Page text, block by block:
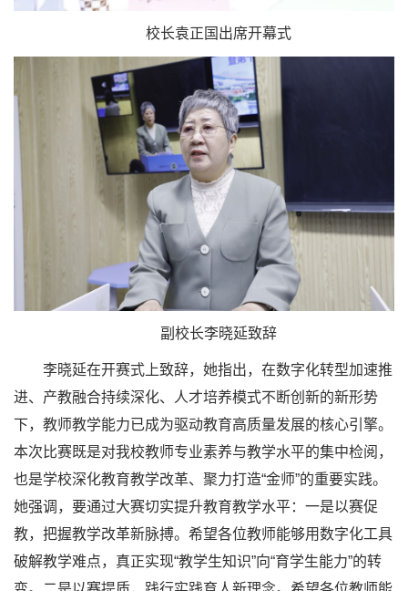
校长袁正国出席开幕式
副校长李晓延致辞
李晓延在开赛式上致辞，她指出，在数字化转型加速推
进、产教融合持续深化、人才培养模式不断创新的新形势
下，教师教学能力已成为驱动教育高质量发展的核心引擎。
本次比赛既是对我校教师专业素养与教学水平的集中检阅，
也是学校深化教育教学改革、聚力打造“金师”的重要实践。
她强调，要通过大赛切实提升教育教学水平：一是以赛促
教，把握教学改革新脉搏。希望各位教师能够用数字化工具
破解教学难点，真正实现“教学生知识”向“育学生能力”的转